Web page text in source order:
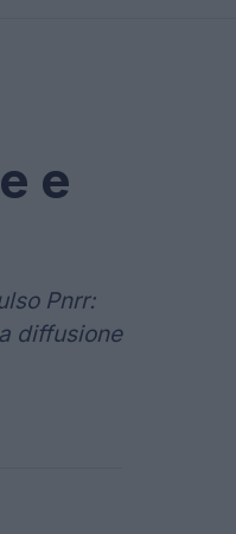
e
Pnrr:
diffusione